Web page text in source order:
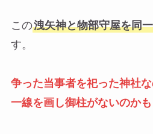
この洩矢神と物部守屋を同
す。
争った当事者を祀った神社
一線を画し御柱がないのかも